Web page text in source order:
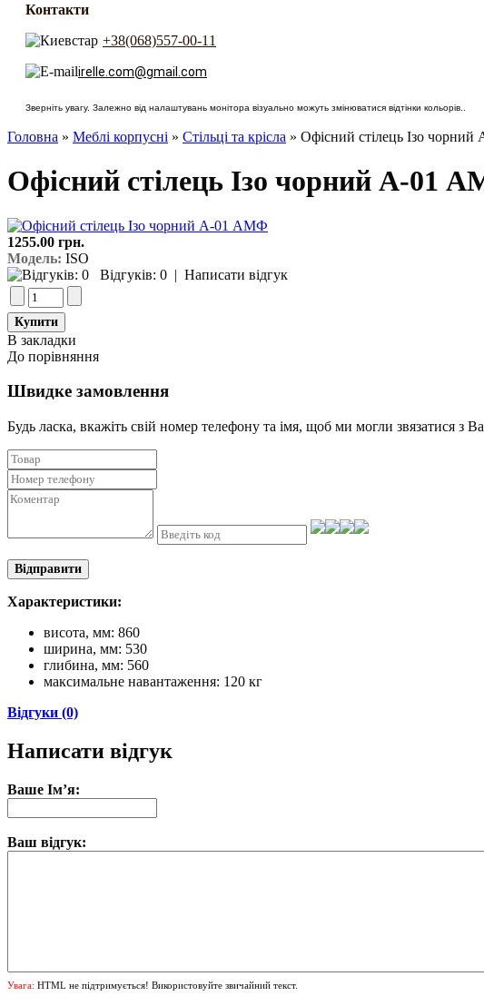
Контакти
+38(068)557-00-11
irelle.com@gmail.com
Зверніть увагу. Залежно від налаштувань монітора візуально можуть змінюватися відтінки кольорів..
Головна » Меблі корпусні » Стільці та крісла » Офiсний стiлець Ізо чорний
Офiсний стiлець Ізо чорний А-01
1255.00 грн.
Модель: ISO
Відгуків: 0 | Написати відгук
В закладки
До порівняння
Швидке замовлення
Будь ласка, вкажіть свій номер телефону та iмя, щоб ми могли звязатися з
Відправити
Характеристики:
висота, мм: 860
ширина, мм: 530
глибина, мм: 560
максимальне навантаження: 120 кг
Відгуки (0)
Написати відгук
Ваше Ім’я:
Ваш відгук:
Увага: HTML не підтримується! Використовуйте звичайний текст.